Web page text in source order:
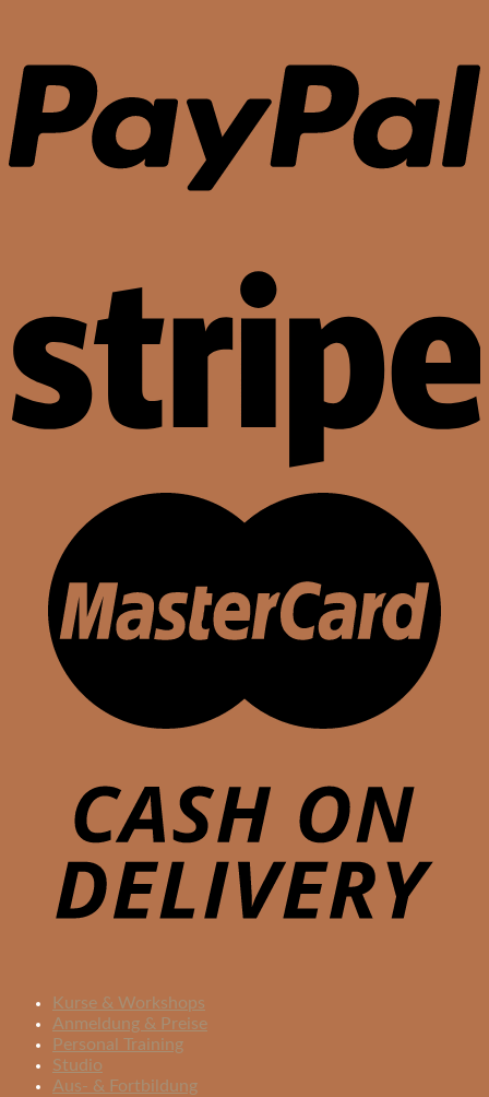
Kurse & Workshops
Anmeldung & Preise
Personal Training
Studio
Aus- & Fortbildung